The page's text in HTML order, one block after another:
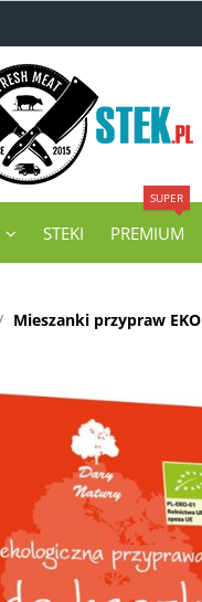
STEKI PREMIUM
SUPER
Mieszanki przypraw EKO